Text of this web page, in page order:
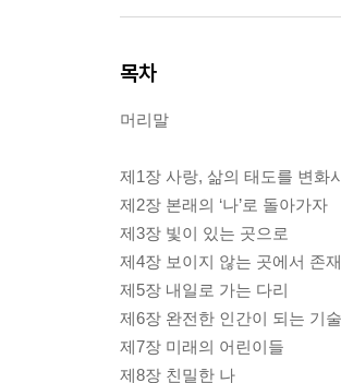
목차
머리말
제1장 사랑, 삶의 태도를 변화
제2장 본래의 ‘나’로 돌아가자
제3장 빛이 있는 곳으로
제4장 보이지 않는 곳에서 존
제5장 내일로 가는 다리
제6장 완전한 인간이 되는 기술
제7장 미래의 어린이들
제8장 친밀한 나